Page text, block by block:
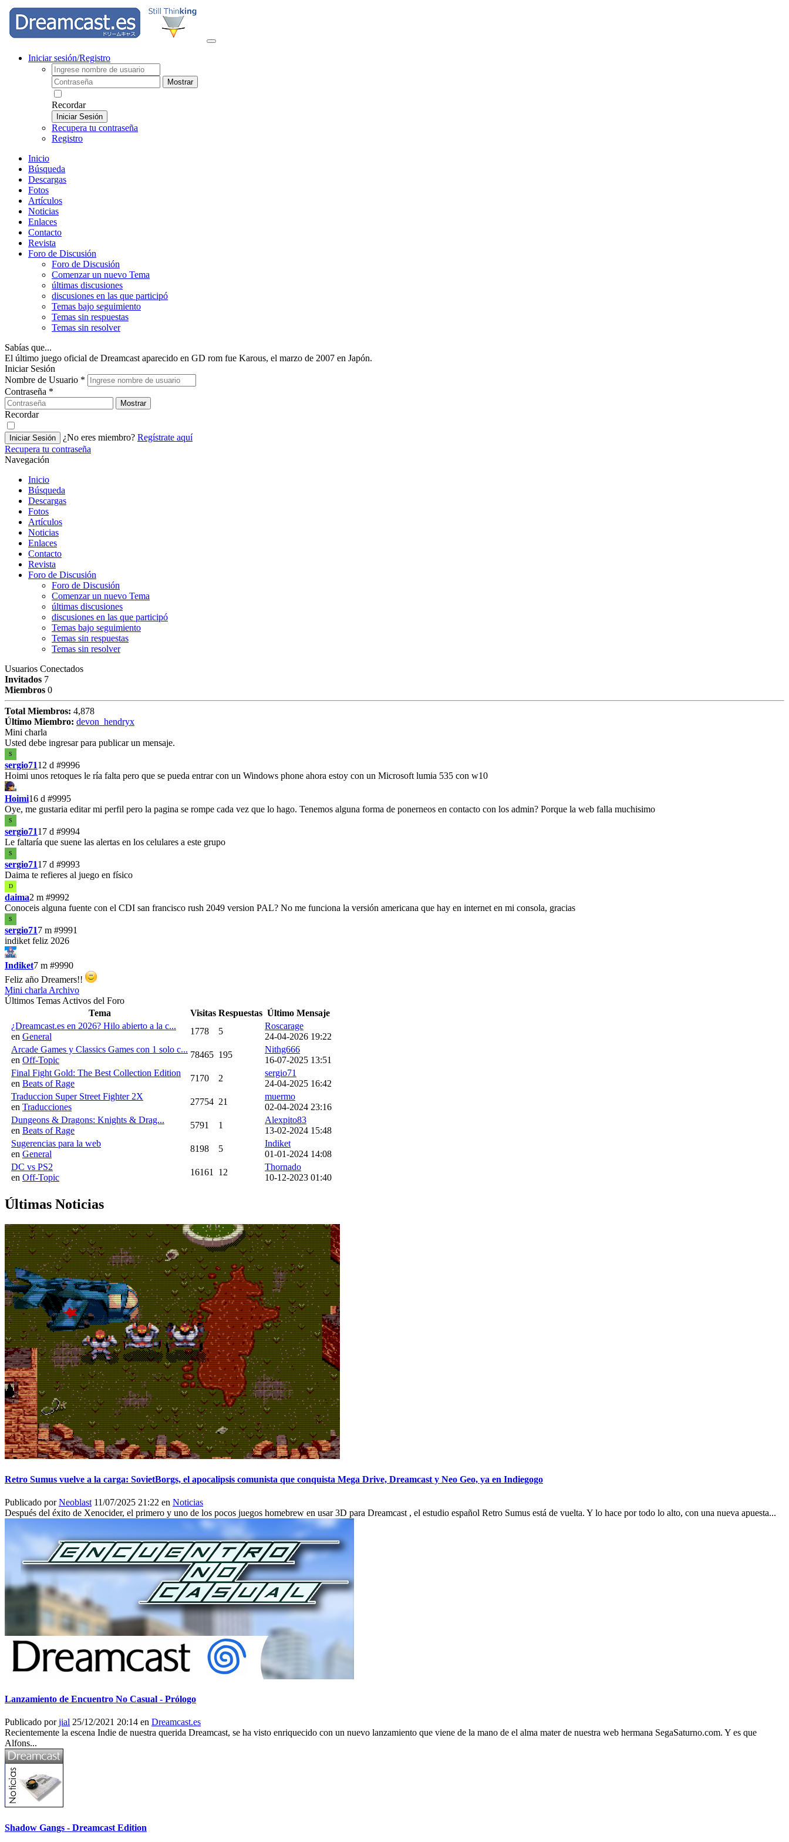
Iniciar sesión/Registro
Mostrar
Recordar
Iniciar Sesión
Recupera tu contraseña
Registro
Inicio
Búsqueda
Descargas
Fotos
Artículos
Noticias
Enlaces
Contacto
Revista
Foro de Discusión
Foro de Discusión
Comenzar un nuevo Tema
últimas discusiones
discusiones en las que participó
Temas bajo seguimiento
Temas sin respuestas
Temas sin resolver
Sabías que...
El último juego oficial de Dreamcast aparecido en GD rom fue Karous, el marzo de 2007 en Japón.
Iniciar Sesión
Nombre de Usuario *
Contraseña *
Mostrar
Recordar
Iniciar Sesión ¿No eres miembro? Regístrate aquí
Recupera tu contraseña
Navegación
Inicio
Búsqueda
Descargas
Fotos
Artículos
Noticias
Enlaces
Contacto
Revista
Foro de Discusión
Foro de Discusión
Comenzar un nuevo Tema
últimas discusiones
discusiones en las que participó
Temas bajo seguimiento
Temas sin respuestas
Temas sin resolver
Usuarios Conectados
Invitados 7
Miembros 0
Total Miembros: 4,878
Último Miembro: devon_hendryx
Mini charla
Usted debe ingresar para publicar un mensaje.
S
sergio7112 d #9996
Hoimi unos retoques le ría falta pero que se pueda entrar con un Windows phone ahora estoy con un Microsoft lumia 535 con w10
Hoimi16 d #9995
Oye, me gustaria editar mi perfil pero la pagina se rompe cada vez que lo hago. Tenemos alguna forma de ponerneos en contacto con los admin? Porque la web falla muchisimo
S
sergio7117 d #9994
Le faltaría que suene las alertas en los celulares a este grupo
S
sergio7117 d #9993
Daima te refieres al juego en físico
D
daima2 m #9992
Conoceis alguna fuente con el CDI san francisco rush 2049 version PAL? No me funciona la versión americana que hay en internet en mi consola, gracias
S
sergio717 m #9991
indiket feliz 2026
Indiket7 m #9990
Feliz año Dreamers!!
Mini charla Archivo
Últimos Temas Activos del Foro
Tema
Visitas Respuestas Último Mensaje
¿Dreamcast.es en 2026? Hilo abierto a la c...
en General
1778 5
Roscarage
24-04-2026 19:22
Arcade Games y Classics Games con 1 solo c...
en Off-Topic
78465 195
Nithg666
16-07-2025 13:51
Final Fight Gold: The Best Collection Edition
en Beats of Rage
7170 2
sergio71
24-04-2025 16:42
Traduccion Super Street Fighter 2X
en Traducciones
27754 21
muermo
02-04-2024 23:16
Dungeons & Dragons: Knights & Drag...
en Beats of Rage
5791 1
Alexpito83
13-02-2024 15:48
Sugerencias para la web
en General
8198 5
Indiket
01-01-2024 14:08
DC vs PS2
en Off-Topic
16161 12
Thornado
10-12-2023 01:40
Últimas Noticias
Retro Sumus vuelve a la carga: SovietBorgs, el apocalipsis comunista que conquista Mega Drive, Dreamcast y Neo Geo, ya en Indiegogo
Publicado porNeoblast 11/07/2025 21:22 en Noticias
Después del éxito de Xenocider, el primero y uno de los pocos juegos homebrew en usar 3D para Dreamcast , el estudio español Retro Sumus está de vuelta. Y lo hace por todo lo alto, con una nueva apuesta...
Lanzamiento de Encuentro No Casual - Prólogo
Publicado porjial 25/12/2021 20:14 en Dreamcast.es
Recientemente la escena Indie de nuestra querida Dreamcast, se ha visto enriquecido con un nuevo lanzamiento que viene de la mano de el alma mater de nuestra web hermana SegaSaturno.com. Y es que
Alfons...
Shadow Gangs - Dreamcast Edition